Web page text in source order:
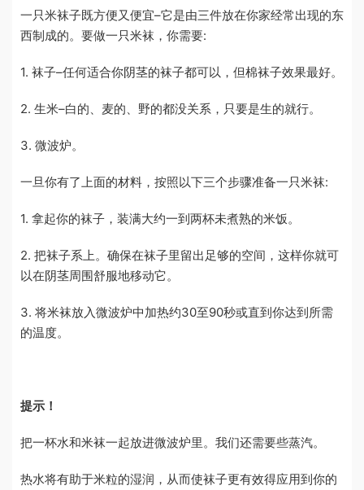
一只米袜子既方便又便宜–它是由三件放在你家经常出现的东
西制成的。要做一只米袜，你需要:
1. 袜子–任何适合你阴茎的袜子都可以，但棉袜子效果最好。
2. 生米–白的、麦的、野的都没关系，只要是生的就行。
3. 微波炉。
一旦你有了上面的材料，按照以下三个步骤准备一只米袜:
1. 拿起你的袜子，装满大约一到两杯未煮熟的米饭。
2. 把袜子系上。确保在袜子里留出足够的空间，这样你就可
以在阴茎周围舒服地移动它。
3. 将米袜放入微波炉中加热约30至90秒或直到你达到所需
的温度。
提示！
把一杯水和米袜一起放进微波炉里。我们还需要些蒸汽。
热水将有助于米粒的湿润，从而使袜子更有效得应用到你的